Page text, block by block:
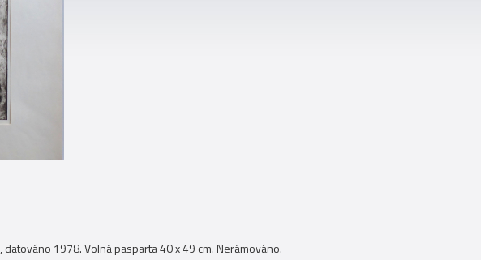
1978. Volná pasparta 40 x 49 cm. Nerámováno.